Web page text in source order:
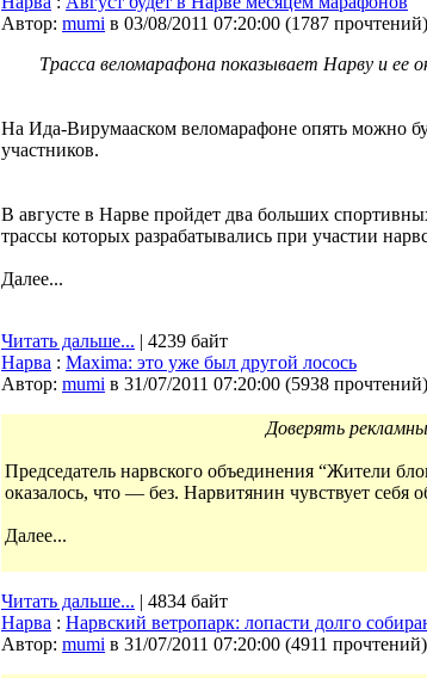
Автор: mumi в 03/08/2011 07:20:00 (1787 прочтений)
Трасса веломарафона показывает Нарву и ее
На Ида-Вирумааском веломарафоне опять можно
участников.
В августе в Нарве пройдет два больших
трассы которых разрабатывались при участии
Далее...
Читать дальше... | 4239 байт
Нарва : Maxima: это уже был другой лосось
Автор: mumi в 31/07/2011 07:20:00 (5938 прочтений)
Доверять
Председатель нарвского объединения “Жители
оказалось, что — без. Нарвитянин чувствует себя
Далее...
Читать дальше... | 4834 байт
Нарва : Нарвский ветропарк: лопасти долго
Автор: mumi в 31/07/2011 07:20:00 (4911 прочтений)